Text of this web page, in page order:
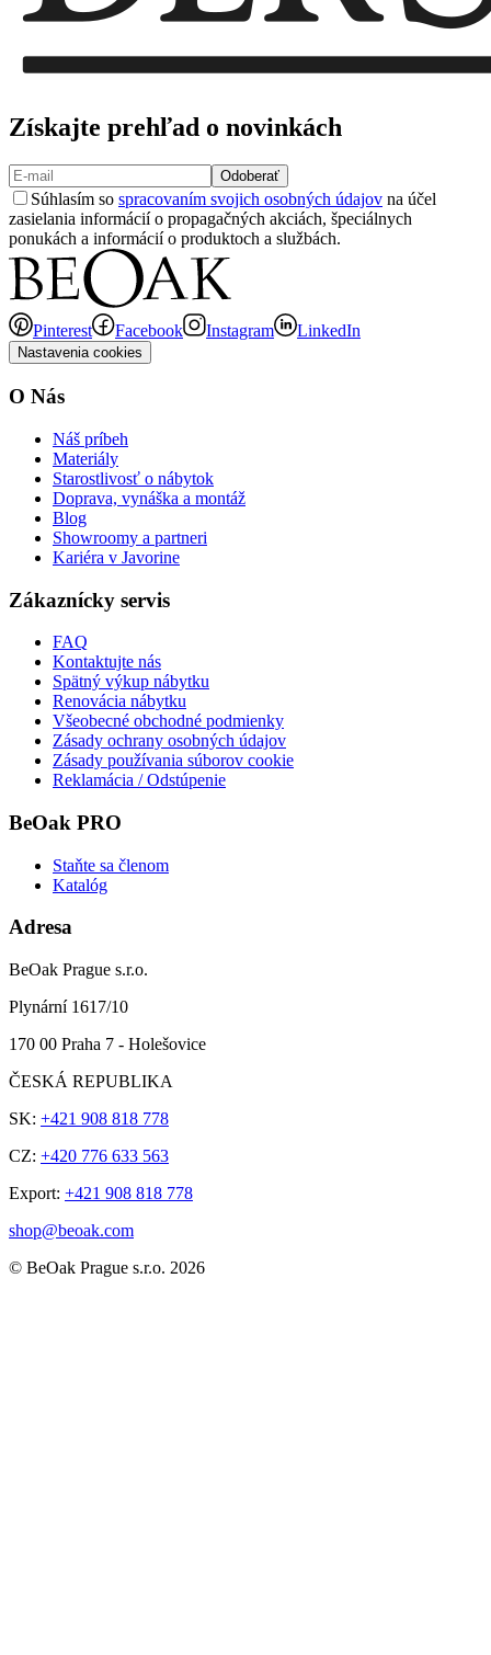
Získajte prehľad o novinkách
Odoberať
Súhlasím so spracovaním svojich osobných údajov na účel
zasielania informácií o propagačných akciách, špeciálnych
ponukách a informácií o produktoch a službách.
Pinterest Facebook Instagram LinkedIn
Nastavenia cookies
O Nás
Náš príbeh
Materiály
Starostlivosť o nábytok
Doprava, vynáška a montáž
Blog
Showroomy a partneri
Kariéra v Javorine
Zákaznícky servis
FAQ
Kontaktujte nás
Spätný výkup nábytku
Renovácia nábytku
Všeobecné obchodné podmienky
Zásady ochrany osobných údajov
Zásady používania súborov cookie
Reklamácia / Odstúpenie
BeOak PRO
Staňte sa členom
Katalóg
Adresa
BeOak Prague s.r.o.
Plynární 1617/10
170 00 Praha 7 - Holešovice
ČESKÁ REPUBLIKA
SK: +421 908 818 778
CZ: +420 776 633 563
Export: +421 908 818 778
shop@beoak.com
© BeOak Prague s.r.o. 2026